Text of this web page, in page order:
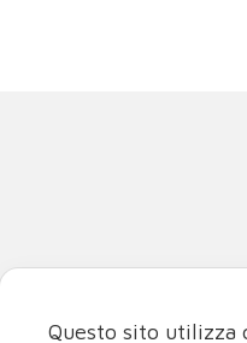
Questo sito utilizza